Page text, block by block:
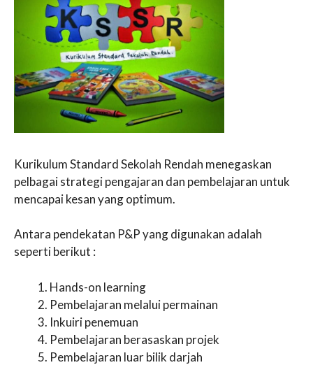
Kurikulum Standard Sekolah Rendah menegaskan
pelbagai strategi pengajaran dan pembelajaran untuk
mencapai kesan yang optimum.
Antara pendekatan P&P yang digunakan adalah
seperti berikut :
Hands-on learning
Pembelajaran melalui permainan
Inkuiri penemuan
Pembelajaran berasaskan projek
Pembelajaran luar bilik darjah